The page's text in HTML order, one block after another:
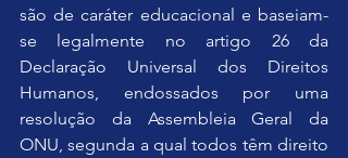
são de caráter educacional e baseiam-
se legalmente no artigo 26 da
Declaração Universal dos Direitos
Humanos, endossados por uma
resolução da Assembleia Geral da
ONU, segunda a qual todos têm direito